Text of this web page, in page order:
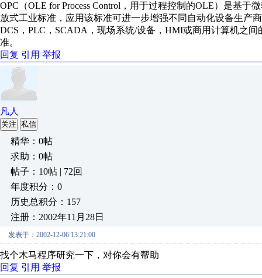
OPC（OLE for Process Control，用于过程控制的OLE）是基
放式工业标准，应用该标准可进一步增强不同自动化设备生产
DCS，PLC，SCADA，现场系统/设备，HMI或商用计算机之
准。
回复 引用 举报
凡人
关注 私信
精华：0帖
求助：0帖
帖子：10帖 | 72回
年度积分：0
历史总积分：157
注册：2002年11月28日
发表于：2002-12-06 13:21:00
找个木马程序研究一下，对你会有帮助
回复 引用 举报